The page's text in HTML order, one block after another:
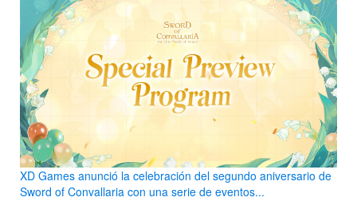
XD Games anunció la celebración del segundo aniversario de
Sword of Convallaria con una serie de eventos...